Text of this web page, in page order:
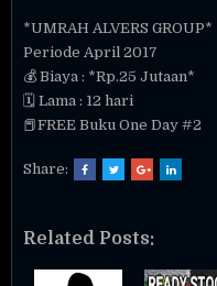
*UMRAH ALVERS GROUP*
Periode April 2017
💰 Biaya : *Rp.25 Jutaan*
🗓 Lama : 12 hari
📕FREE Buku One Day #2
Share:
Related Posts: